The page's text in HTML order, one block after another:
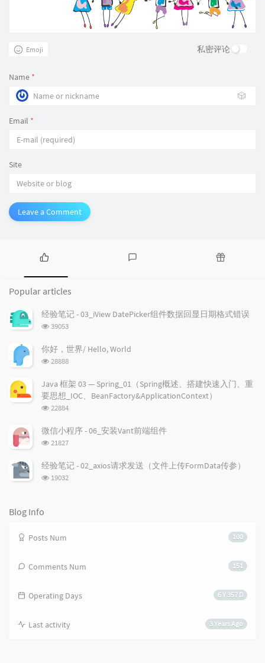
Emoji 私密评论
Name *
🎲
Email *
Site
Leave a Comment
p
u
l
r
a
t
i
c
e
s
m
n
s
d
o
Popular articles
经验笔记 - 03_iView DatePicker组件数据回显日期格式错误
浏
次
数:
39053
你好，世界/ Hello, World
浏
次
数:
28888
Java 框架 03 — Spring_01（Spring概述、搭建快速入门、重
要思想_IOC、BeanFactory&ApplicationContext）
浏
次
数:
22884
微信小程序 - 06_安装Vant前端组件
浏
次
数:
21827
经验笔记 - 02_axios请求发送（文件上传FormData传参）
浏
19032
Blog Info
100
Posts Num
151
Comments Num
6 Y 357 D
Operating Days
3 Years Ago
Last activity